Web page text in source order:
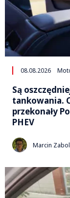
08.08.2026
Są
tankowania.
przekonały
PHEV
Marcin